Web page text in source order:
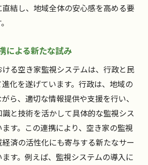
結し、地域全体の安心感を高める要
による新たな試み
る空き家監視システムは、行政と民
化を遂げています。行政は、地域の
ら、適切な情報提供や支援を行い、
と技術を活かして具体的な監視シス
す。この連携により、空き家の監視
済の活性化にも寄与する新たなサー
す。例えば、監視システムの導入に